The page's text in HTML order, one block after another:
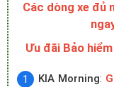
Các dòng xe đủ
Ưu đãi Bảo
KIA Morning: